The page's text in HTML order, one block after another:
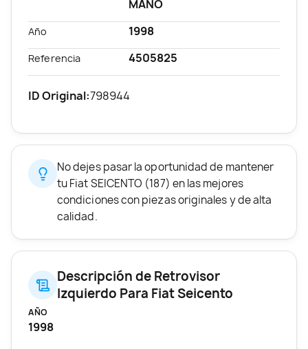
MANO
Año 1998
Referencia 4505825
ID Original:798944
No dejes pasar la oportunidad de mantener
tu Fiat SEICENTO (187) en las mejores
condiciones con piezas originales y de alta
calidad.
Descripción de Retrovisor
Izquierdo Para Fiat Seicento
AÑO
1998